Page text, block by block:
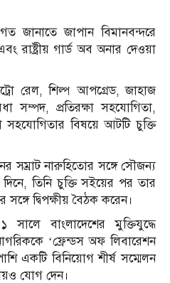
জানাতে জাপান বিমানবন্দরে
রাষ্ট্রীয় গার্ড অব অনার দেওয়া
রেল, শিল্প আপগ্রেড, জাহাজ
সম্পদ, প্রতিরক্ষা সহযোগিতা,
সহযোগিতার বিষয়ে আটটি চুক্তি
সম্রাট নারুহিতোর সঙ্গে সৌজন্য
তিনি চুক্তি সইয়ের পর তার
দ্বিপক্ষীয় বৈঠক করেন।
সালে বাংলাদেশের মুক্তিযুদ্ধে
‘ফ্রেন্ডস অফ লিবারেশন
একটি বিনিয়োগ শীর্ষ সম্মেলন
যোগ দেন।